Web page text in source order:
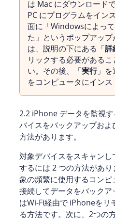
は Mac にダウンロード
PC にプログラムをイン
面に「Windowsによっ
た」というポップアッ
は、説明の下にある「詳
リックする必要がある
い。その後、「実行」を
をコンピュータにインス
2.2 iPhone データを監視
バイスをバックアップお
方法があります。
対象デバイスをスキャン
するには 2 つの方法があ
象の頻繁に使用するコン
接続してデータをバック
はWi-Fi経由で iPhoneをリ
る方法です。次に、2つの